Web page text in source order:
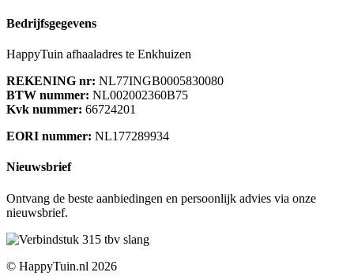
Bedrijfsgegevens
HappyTuin afhaaladres te Enkhuizen
REKENING nr: NL77INGB0005830080
BTW nummer: NL002002360B75
Kvk nummer: 66724201
EORI nummer: NL177289934
Nieuwsbrief
Ontvang de beste aanbiedingen en persoonlijk advies via onze
nieuwsbrief.
© HappyTuin.nl 2026